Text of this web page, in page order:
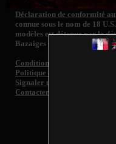
Déclaration de conformité
connue sous le nom de 18
modèles est détenue par le
Bazaiges - France. Tout le
Conditions générales de vente
Politique de confidentialité
Signaler un contenu illégal
Contacter le support